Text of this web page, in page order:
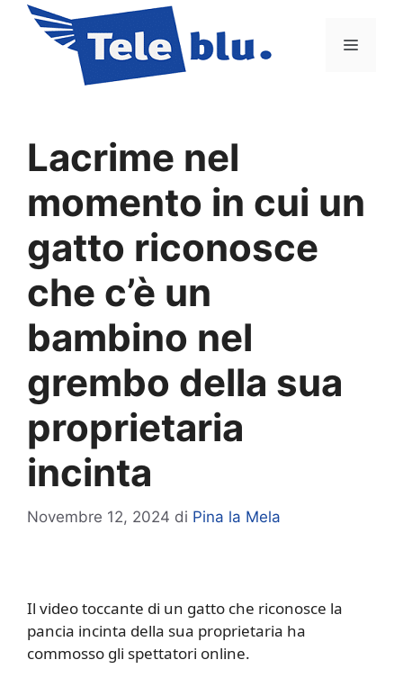
contenuto
Menu
Lacrime nel
momento in cui un
gatto riconosce
che c’è un
bambino nel
grembo della sua
proprietaria
incinta
Novembre 12, 2024 di Pina la Mela
Il video toccante di un gatto che riconosce la
pancia incinta della sua proprietaria ha
commosso gli spettatori online.